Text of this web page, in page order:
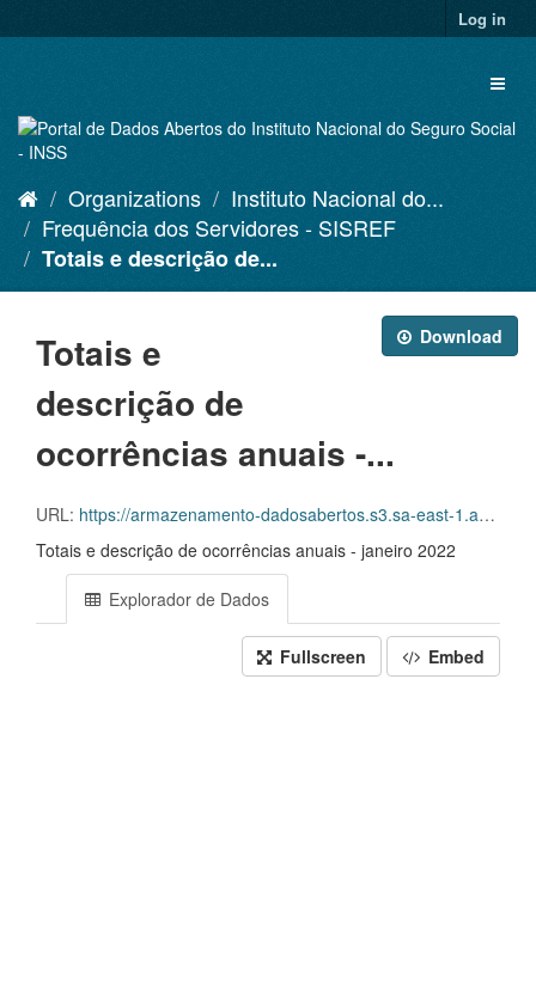
to
Log in
Organizations
Instituto Nacional do...
Frequência dos Servidores - SISREF
Totais e descrição de...
Download
Totais e
descrição de
ocorrências anuais -...
URL: https://armazenamento-dadosabertos.s3.sa-east-1.amazonaws.com/Plano+2016_2018_Grupos+de+dados/INSS+-+Frequ%C3%AAncia+dos+Servidores+-+SISREF/D.SRF.FQS.004.ACSINSS.202201.csv
Totais e descrição de ocorrências anuais - janeiro 2022
Explorador de Dados
Fullscreen Embed